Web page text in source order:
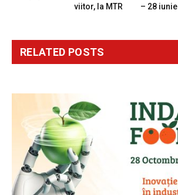
viitor, la MTR
– 28 iunie
RELATED POSTS